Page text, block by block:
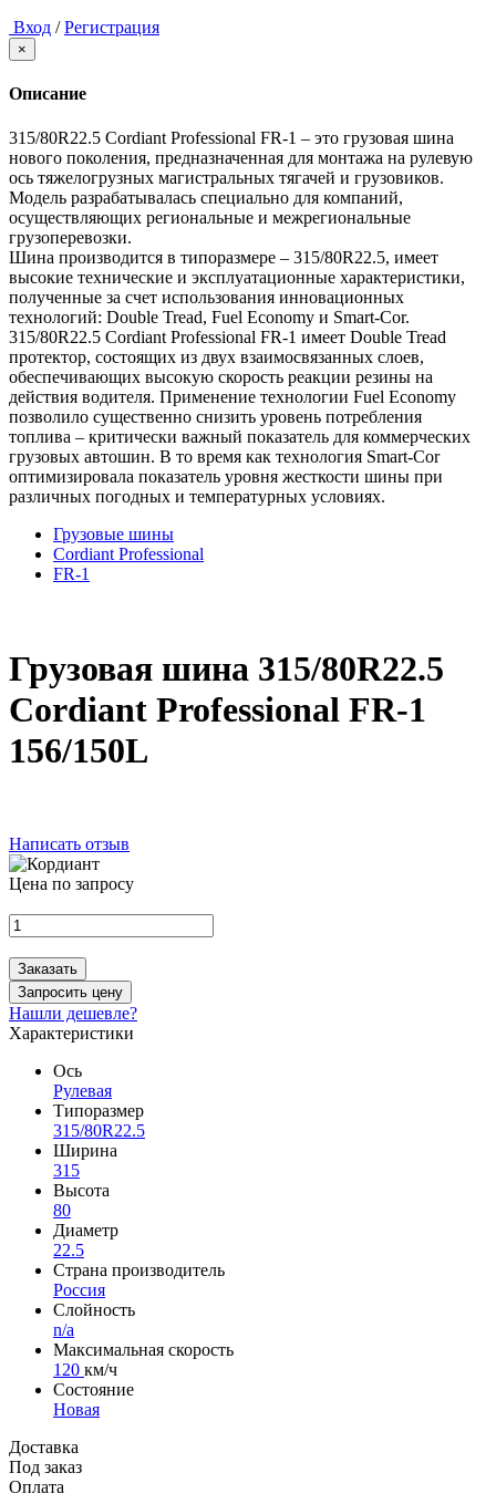
Вход / Регистрация
×
Описание
315/80R22.5 Cordiant Professional FR-1 – это грузовая шина
нового поколения, предназначенная для монтажа на рулевую
ось тяжелогрузных магистральных тягачей и грузовиков.
Модель разрабатывалась специально для компаний,
осуществляющих региональные и межрегиональные
грузоперевозки.
Шина производится в типоразмере – 315/80R22.5, имеет
высокие технические и эксплуатационные характеристики,
полученные за счет использования инновационных
технологий: Double Tread, Fuel Economy и Smart-Cor.
315/80R22.5 Cordiant Professional FR-1 имеет Double Tread
протектор, состоящих из двух взаимосвязанных слоев,
обеспечивающих высокую скорость реакции резины на
действия водителя. Применение технологии Fuel Economy
позволило существенно снизить уровень потребления
топлива – критически важный показатель для коммерческих
грузовых автошин. В то время как технология Smart-Cor
оптимизировала показатель уровня жесткости шины при
различных погодных и температурных условиях.
Грузовые шины
Cordiant Professional
FR-1
Грузовая шина 315/80R22.5
Cordiant Professional FR-1
156/150L
Написать отзыв
Цена по запросу
Заказать
Запросить цену
Нашли дешевле?
Характеристики
Ось
Рулевая
Типоразмер
315/80R22.5
Ширина
315
Высота
80
Диаметр
22.5
Страна производитель
Россия
Слойность
n/a
Максимальная скорость
120 км/ч
Состояние
Новая
Доставка
Под заказ
Оплата